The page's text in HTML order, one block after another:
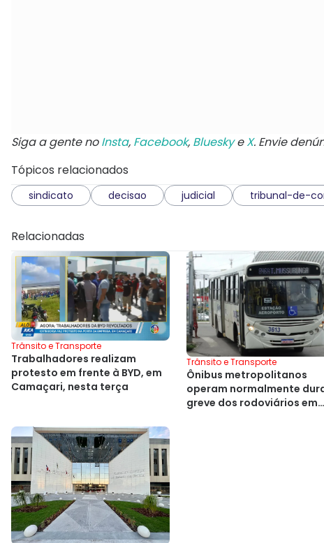
Siga a gente noInsta, Facebook, BlueskyeX. Envie
Tópicos relacionados
sindicato decisao judicial tribunal-de-
Relacionadas
Trânsito e Transporte
Trabalhadores realizam
protesto em frente à BYD, em
Camaçari, nesta terça
Trânsito e Transporte
Ônibus metropolitanos
operam normalmente
greve dos rodoviários em